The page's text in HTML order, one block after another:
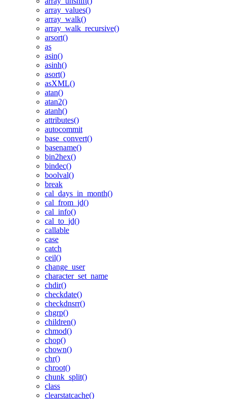
array_values()
array_walk()
array_walk_recursive()
arsort()
as
asin()
asinh()
asort()
asXML()
atan()
atan2()
atanh()
attributes()
autocommit
base_convert()
basename()
bin2hex()
bindec()
boolval()
break
cal_days_in_month()
cal_from_jd()
cal_info()
cal_to_jd()
callable
case
catch
ceil()
change_user
character_set_name
chdir()
checkdate()
checkdnsrr()
chgrp()
children()
chmod()
chop()
chown()
chr()
chroot()
chunk_split()
class
clearstatcache()